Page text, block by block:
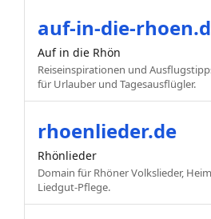
auf-in-die-
Auf in die Rhön
Reiseinspirationen und
für Urlauber und Tagesausflügler.
rhoenlieder.de
Rhönlieder
Domain für Rhöner Volkslieder,
Liedgut-Pflege.